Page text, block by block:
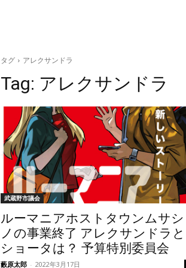
タグ アレクサンドラ
Tag: アレクサンドラ
武蔵野市議会
ルーマニアホストタウンムサシ
ノの事業終了 アレクサンドラと
ショータは？ 予算特別委員会
藪原太郎 - 2022年3月17日